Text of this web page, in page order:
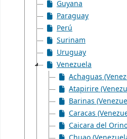
Guyana
Paraguay
Perú
Surinam
Uruguay
Venezuela
Achaguas
Atapirire
Barinas
Caracas
Caicara del